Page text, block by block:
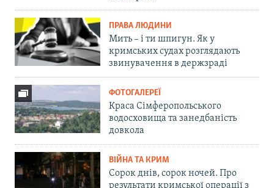
ПРАВА ЛЮДИНИ
Мить – і ти шпигун. Як у
кримських судах розглядають
звинувачення в держзраді
ФОТОГАЛЕРЕЇ
Краса Сімферопольського
водосховища та занедбаність
довкола
ВІЙНА ТА КРИМ
Сорок днів, сорок ночей. Про
результати кримської операції з